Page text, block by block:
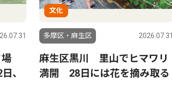
場
、
文化
多摩区・麻生区 2026.07.31
麻生区黒川 里山でヒマワリ
満開 28日には花を摘み取る